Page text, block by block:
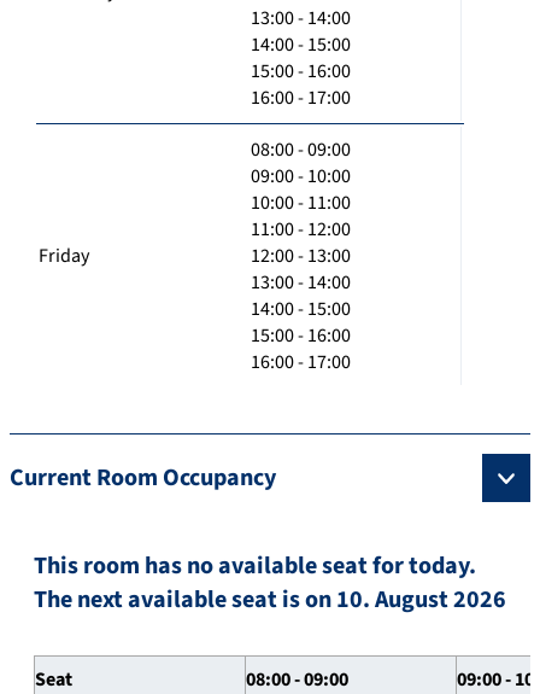
13:00 - 14:00
14:00 - 15:00
15:00 - 16:00
16:00 - 17:00
Friday
08:00 - 09:00
09:00 - 10:00
10:00 - 11:00
11:00 - 12:00
12:00 - 13:00
13:00 - 14:00
14:00 - 15:00
15:00 - 16:00
16:00 - 17:00
Current Room Occupancy
This room has no available seat for today.
The next available seat is on 10. August 2026
Seat 08:00 - 09:00 09:00 -